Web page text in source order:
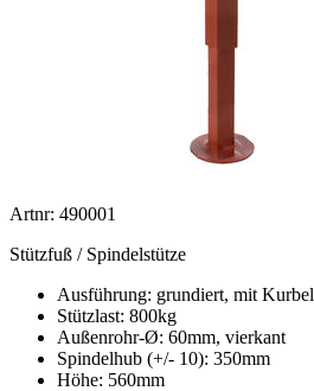
Artnr: 490001
Stützfuß / Spindelstütze
Ausführung: grundiert, mit Kurbel
Stützlast: 800kg
Außenrohr-Ø: 60mm, vierkant
Spindelhub (+/- 10): 350mm
Höhe: 560mm